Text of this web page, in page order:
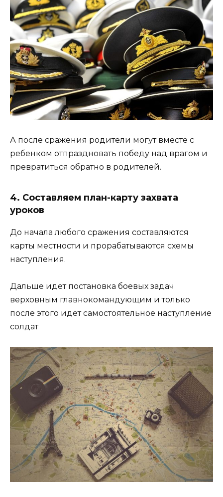
А после сражения родители могут вместе с
ребенком отпраздновать победу над врагом и
превратиться обратно в родителей.
4. Составляем план-карту захвата
уроков
До начала любого сражения составляются
карты местности и прорабатываются схемы
наступления.
Дальше идет постановка боевых задач
верховным главнокомандующим и только
после этого идет самостоятельное наступление
солдат